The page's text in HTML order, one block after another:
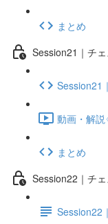
まとめ
Session21｜チ
Session21
動画・解
まとめ
Session22｜チ
Session22